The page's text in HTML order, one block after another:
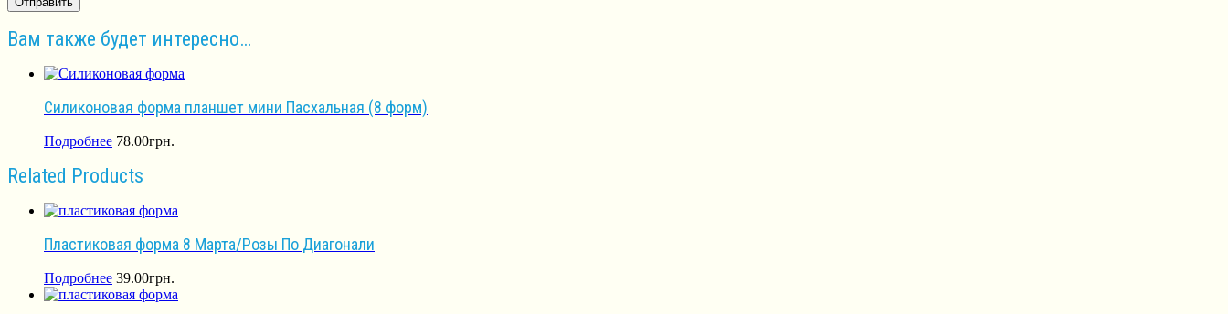
Вам также будет интересно…
Силиконовая форма планшет мини Пасхальная (8 форм)
Подробнее 78.00грн.
Related Products
Пластиковая форма 8 Марта/Розы По Диагонали
Подробнее 39.00грн.